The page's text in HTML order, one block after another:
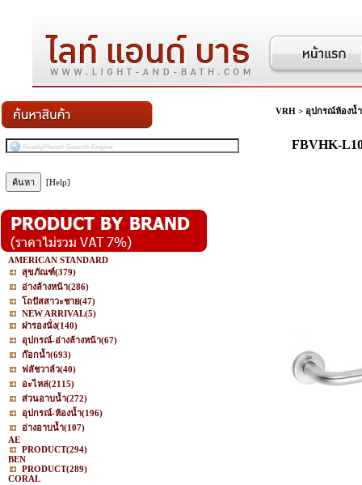
[Help]
AMERICAN STANDARD
สุขภัณฑ์(379)
อ่างล้างหน้า(286)
โถปัสสาวะชาย(47)
NEW ARRIVAL(5)
ฝารองนั่ง(140)
อุปกรณ์-อ่างล้างหน้า(67)
ก๊อกน้ำ(693)
ฟลัชวาล์ว(40)
อะไหล่(2115)
ส่วนอาบน้ำ(272)
อุปกรณ์-ห้องน้ำ(196)
อ่างอาบน้ำ(107)
AE
PRODUCT(294)
BEN
PRODUCT(289)
CORAL
VRH > อุปกรณ์ห้องน้ำ
FBVHK-